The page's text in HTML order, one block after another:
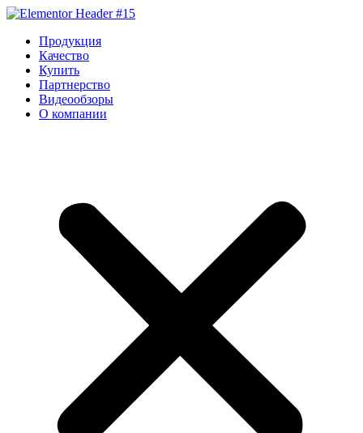
Перейти
содержимому
Продукция
Качество
Купить
Партнерство
Видеообзоры
О компании